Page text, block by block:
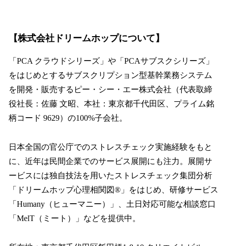
【株式会社ドリームホップについて】
「PCA クラウドシリーズ」や「PCAサブスクシリーズ」
をはじめとするサブスクリプション型基幹業務システム
を開発・販売するピー・シー・エー株式会社（代表取締
役社長：佐藤 文昭、本社：東京都千代田区、プライム銘
柄コード 9629）の100%子会社。
日本全国の官公庁でのストレスチェック実施経験をもと
に、近年は民間企業でのサービス展開にも注力。展開サ
ービスには独自技法を用いたストレスチェック集団分析
「ドリームホップ心理相関図®」をはじめ、研修サービス
「Humany（ヒューマニー）」、土日対応可能な相談窓口
「MelT（ミート）」などを提供中。